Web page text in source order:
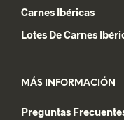
Carnes Ibéricas
Lotes De Carnes
MÁS INFORMACIÓN
Preguntas